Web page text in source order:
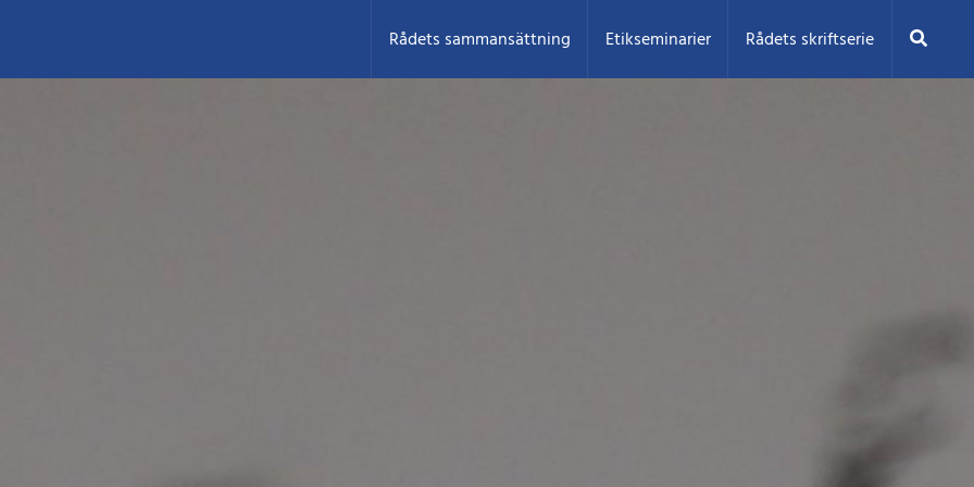
Rådets sammansättning Etikseminarier Rådets skriftserie Sök